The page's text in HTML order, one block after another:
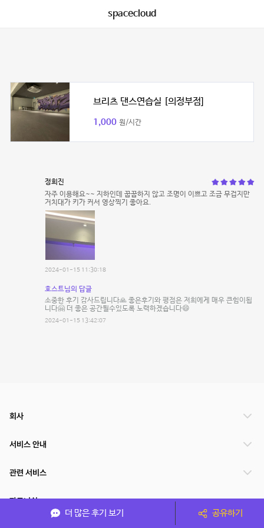
spacecloud
브리츠 댄스연습실 [의정부점]
1,000 원/시간
정희진
자주 이용해요~~ 지하인데 꿉꿉하지 않고 조명이 이쁘고 조금 무겁지만
거치대가 키가 커서 영상찍기 좋아요.
2024-01-15 11:30:18
호스트님의 답글
소중한 후기 감사드립니다🙏 좋은후기와 평점은 저희에게 매우 큰힘이됩
니다🤗 더 좋은 공간될수있도록 노력하겠습니다😄
2024-01-15 13:42:07
더 많은 후기 보기 공유하기
회사
서비스 안내
관련 서비스
파트너쉽